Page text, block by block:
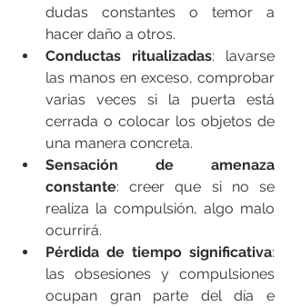
dudas constantes o temor a
hacer daño a otros.
Conductas ritualizadas: lavarse
las manos en exceso, comprobar
varias veces si la puerta está
cerrada o colocar los objetos de
una manera concreta.
Sensación de amenaza
constante: creer que si no se
realiza la compulsión, algo malo
ocurrirá.
Pérdida de tiempo significativa:
las obsesiones y compulsiones
ocupan gran parte del día e